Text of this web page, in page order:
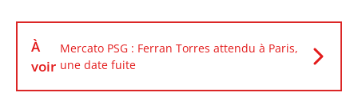
À
voir
Mercato PSG : Ferran Torres attendu à Paris,
une date fuite